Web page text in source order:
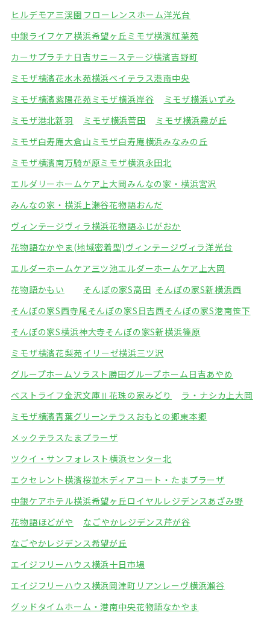
ヒルデモア三渓園 フローレンスホーム洋光台
中銀ライフケア横浜希望ヶ丘ミモザ横濱紅葉苑
カーサプラチナ日吉サニーステージ横濱吉野町
ミモザ横濱花水木苑横浜ベイテラス港南中央
ミモザ横濱紫陽花苑ミモザ横浜岸谷
ミモザ横浜いずみ
ミモザ港北新羽
ミモザ横浜菅田
ミモザ横浜霧が丘
ミモザ白寿庵大倉山 ミモザ白寿庵横浜みなみの丘
ミモザ横濱南万騎が原ミモザ横浜永田北
エルダリーホームケア上大岡みんなの家・横浜宮沢
みんなの家・横浜上瀬谷花物語おんだ
ヴィンテージヴィラ横浜花物語ふじがおか
花物語なかやま(地域密着型)ヴィンテージヴィラ洋光台
エルダーホームケア三ツ池エルダーホームケア上大岡
花物語かもい
そんぽの家S高田 そんぽの家S新横浜西
そんぽの家S西寺尾そんぽの家S日吉西そんぽの家S港南笹下
そんぽの家S横浜神大寺そんぽの家S新横浜篠原
ミモザ横濱花梨苑イリーゼ横浜三ツ沢
グループホームソラスト勝田グループホーム日吉あやめ
ベストライフ金沢文庫Ⅱ花珠の家みどり
ラ・ナシカ上大岡
ミモザ横濱青葉グリーンテラス おもとの郷東本郷
メックテラスたまプラーザ
ツクイ・サンフォレスト横浜センター北
エクセレント横濱桜並木ディアコート・たまプラーザ
中銀ケアホテル横浜希望ヶ丘ロイヤルレジデンスあざみ野
花物語ほどがや
なごやかレジデンス芹が谷
なごやかレジデンス希望が丘
エイジフリーハウス横浜十日市場
エイジフリーハウス横浜岡津町 リアンレーヴ横浜瀬谷
グッドタイムホーム・港南中央花物語なかやま